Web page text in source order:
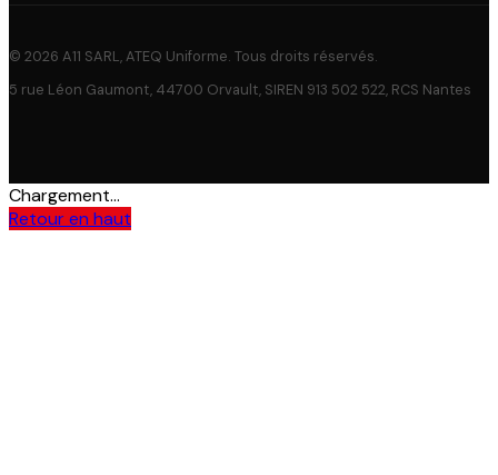
© 2026 A11 SARL, ATEQ Uniforme. Tous droits réservés.
5 rue Léon Gaumont, 44700 Orvault, SIREN 913 502 522, RCS Nantes
Chargement...
Retour en haut